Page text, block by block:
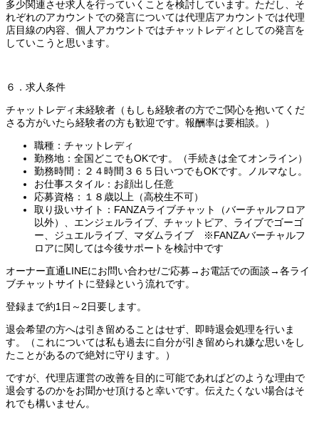
多少関連させ求人を行っていくことを検討しています。ただし、そ
れぞれのアカウントでの発言については代理店アカウントでは代理
店目線の内容、個人アカウントではチャットレディとしての発言を
していこうと思います。
６．求人条件
チャットレディ未経験者（もしも経験者の方でご関心を抱いてくだ
さる方がいたら経験者の方も歓迎です。報酬率は要相談。）
職種：チャットレディ
勤務地：全国どこでもOKです。（手続きは全てオンライン）
勤務時間：２４時間３６５日いつでもOKです。ノルマなし。
お仕事スタイル：お顔出し任意
応募資格：１８歳以上（高校生不可）
取り扱いサイト：FANZAライブチャット（バーチャルフロア
以外）、エンジェルライブ、チャットピア、ライブでゴーゴ
ー、ジュエルライブ、マダムライブ ※FANZAバーチャルフ
ロアに関しては今後サポートを検討中です
オーナー直通LINEにお問い合わせ/ご応募→お電話での面談→各ライ
ブチャットサイトに登録という流れです。
登録まで約1日～2日要します。
退会希望の方へは引き留めることはせず、即時退会処理を行いま
す。（これについては私も過去に自分が引き留められ嫌な思いをし
たことがあるので絶対に守ります。）
ですが、代理店運営の改善を目的に可能であればどのような理由で
退会するのかをお聞かせ頂けると幸いです。伝えたくない場合はそ
れでも構いません。